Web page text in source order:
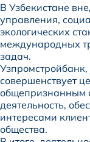
В Узбекистане
управления,
экологических
международных
задач.
совершенствует
общепризнанным
деятельность,
интересами
общества.